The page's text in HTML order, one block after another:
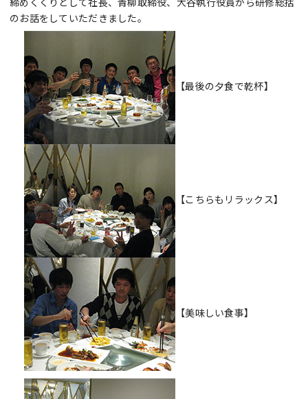
のお話をしていただきました。
【最後の夕食で乾杯】
【こちらもリラックス】
【美味しい食事】